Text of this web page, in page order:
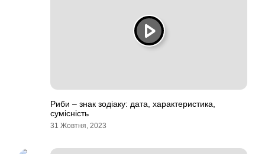
Риби – знак зодіаку: дата, характеристика,
сумісність
31 Жовтня, 2023